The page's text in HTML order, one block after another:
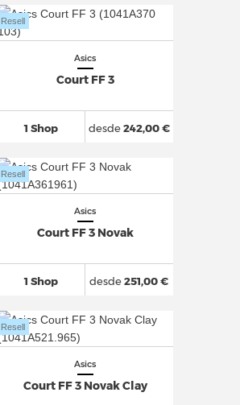
Asics
Court FF 3
1 Shop
Resell
desde242,00 €
Asics
Court FF 3 Novak
1 Shop
Resell
desde251,00 €
Asics
Court FF 3 Novak Clay
Resell